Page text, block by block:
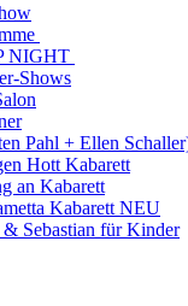
NIGHT
Shows
Pahl + Ellen
Hott Kabarett
an Kabarett
Kabarett NEU
Sebastian für Kinder